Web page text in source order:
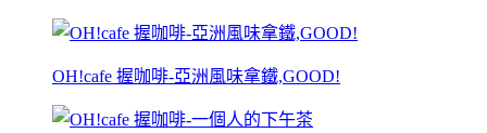
OH!cafe 握咖啡-亞洲風味拿鐵,GOOD!